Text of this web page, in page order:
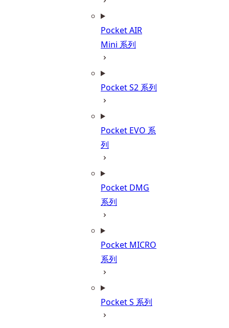
Pocket AIR
Mini 系列
Pocket S2 系列
Pocket EVO 系
列
Pocket DMG
系列
Pocket MICRO
系列
Pocket S 系列